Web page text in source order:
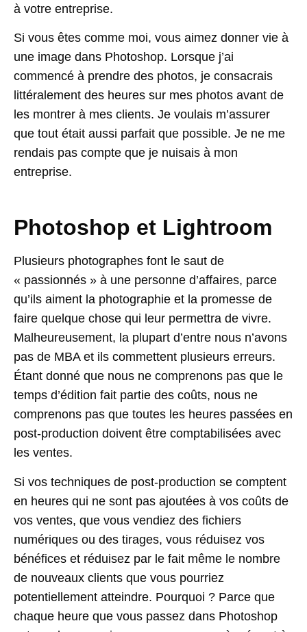
à votre entreprise.
Si vous êtes comme moi, vous aimez donner vie à
une image dans Photoshop. Lorsque j’ai
commencé à prendre des photos, je consacrais
littéralement des heures sur mes photos avant de
les montrer à mes clients. Je voulais m’assurer
que tout était aussi parfait que possible. Je ne me
rendais pas compte que je nuisais à mon
entreprise.
Photoshop et Lightroom
Plusieurs photographes font le saut de
« passionnés » à une personne d’affaires, parce
qu’ils aiment la photographie et la promesse de
faire quelque chose qui leur permettra de vivre.
Malheureusement, la plupart d’entre nous n’avons
pas de MBA et ils commettent plusieurs erreurs.
Étant donné que nous ne comprenons pas que le
temps d’édition fait partie des coûts, nous ne
comprenons pas que toutes les heures passées en
post-production doivent être comptabilisées avec
les ventes.
Si vos techniques de post-production se comptent
en heures qui ne sont pas ajoutées à vos coûts de
vos ventes, que vous vendiez des fichiers
numériques ou des tirages, vous réduisez vos
bénéfices et réduisez par le fait même le nombre
de nouveaux clients que vous pourriez
potentiellement atteindre. Pourquoi ? Parce que
chaque heure que vous passez dans Photoshop